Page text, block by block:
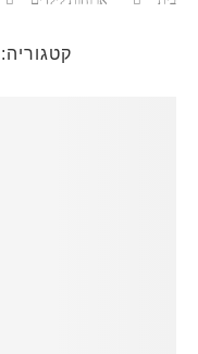
קטגוריה: